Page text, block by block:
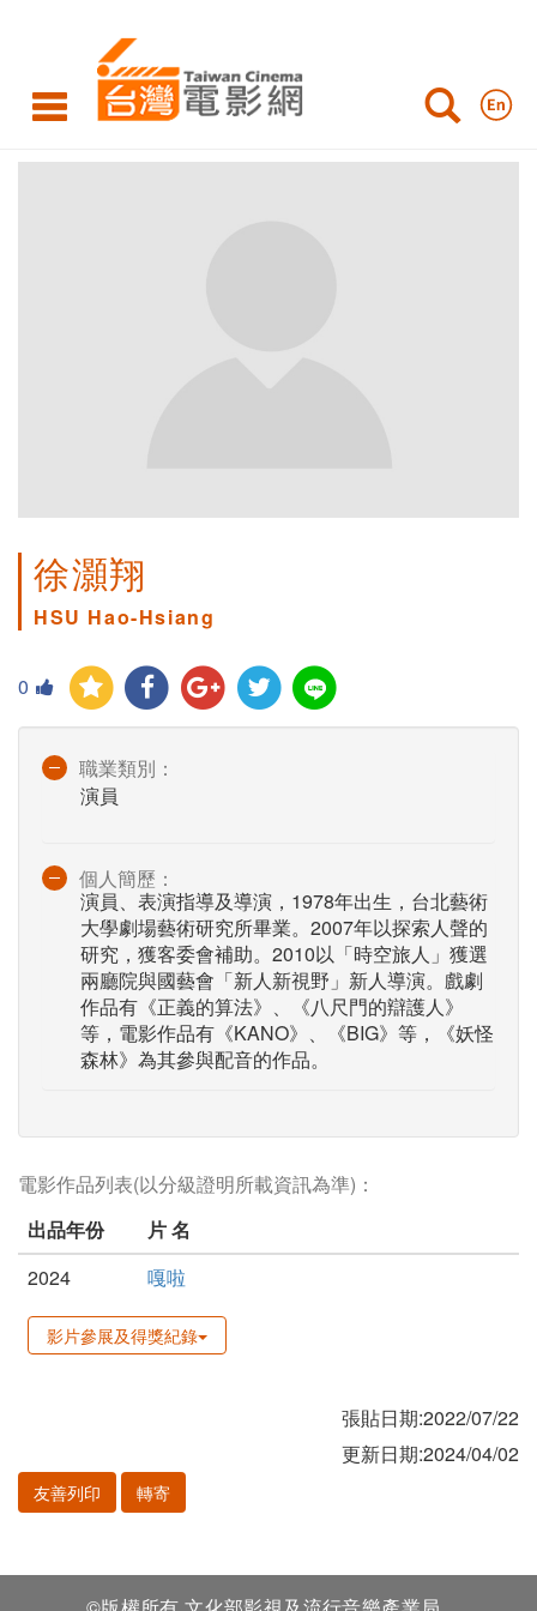
徐灝翔
HSU Hao-Hsiang
0
職業類別：
演員
個人簡歷：
演員、表演指導及導演，1978年出生，台北藝術
大學劇場藝術研究所畢業。2007年以探索人聲的
研究，獲客委會補助。2010以「時空旅人」獲選
兩廳院與國藝會「新人新視野」新人導演。戲劇
作品有《正義的算法》、《八尺門的辯護人》
等，電影作品有《KANO》、《BIG》等，《妖怪
森林》為其參與配音的作品。
電影作品列表(以分級證明所載資訊為準)：
出品年份
片 名
2024
嘎啦
影片參展及得獎紀錄
張貼日期:2022/07/22
更新日期:2024/04/02
友善列印 轉寄